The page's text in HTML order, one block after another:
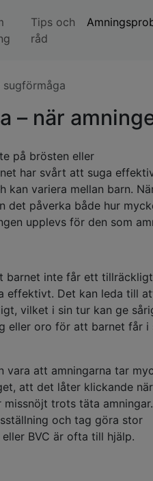
Tips och
råd
sugförmåga
– när
på brösten eller
har svårt att suga
kan variera mellan barn.
det påverka både hur
upplevs för den som
barnet inte får ett
effektivt. Det kan leda till
vilket i sin tur kan ge
eller oro för att barnet får i
vara att amningarna tar
att det låter klickande när
trots täta
och tag göra stor
BVC är ofta till hjälp.